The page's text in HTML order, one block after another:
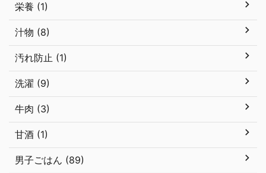
栄養 (1)
汁物 (8)
汚れ防止 (1)
洗濯 (9)
牛肉 (3)
甘酒 (1)
男子ごはん (89)